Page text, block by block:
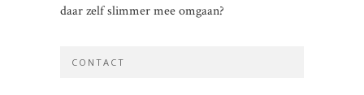
daar zelf slimmer mee omgaan?
CONTACT